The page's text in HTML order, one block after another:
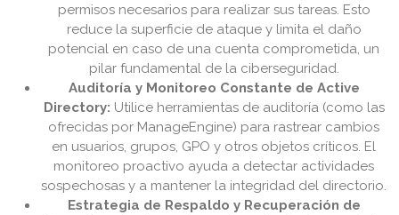
permisos necesarios para realizar sus tareas. Esto
reduce la superficie de ataque y limita el daño
potencial en caso de una cuenta comprometida, un
pilar fundamental de la ciberseguridad.
Auditoría y Monitoreo Constante de Active
Directory: Utilice herramientas de auditoría (como las
ofrecidas por ManageEngine) para rastrear cambios
en usuarios, grupos, GPO y otros objetos críticos. El
monitoreo proactivo ayuda a detectar actividades
sospechosas y a mantener la integridad del directorio.
Estrategia de Respaldo y Recuperación de